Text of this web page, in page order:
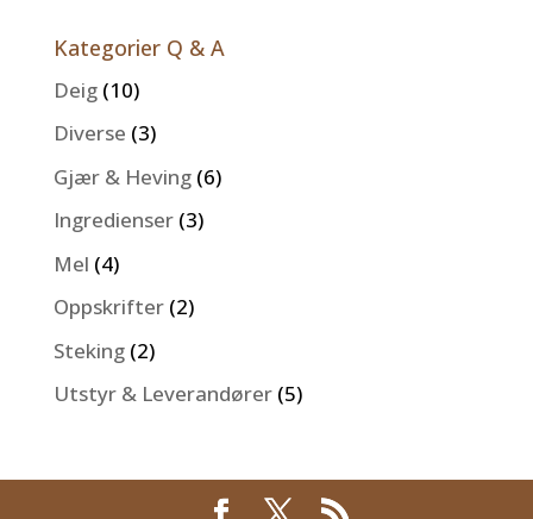
Kategorier Q & A
Deig (10)
Diverse (3)
Gjær & Heving (6)
Ingredienser (3)
Mel (4)
Oppskrifter (2)
Steking (2)
Utstyr & Leverandører (5)